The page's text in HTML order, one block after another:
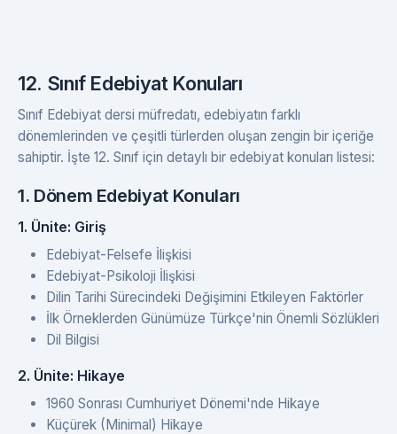
12. Sınıf Edebiyat Konuları
Sınıf Edebiyat dersi müfredatı, edebiyatın farklı
dönemlerinden ve çeşitli türlerden oluşan zengin bir içeriğe
sahiptir. İşte 12. Sınıf için detaylı bir edebiyat konuları listesi:
1. Dönem Edebiyat Konuları
1. Ünite: Giriş
Edebiyat-Felsefe İlişkisi
Edebiyat-Psikoloji İlişkisi
Dilin Tarihi Sürecindeki Değişimini Etkileyen Faktörler
İlk Örneklerden Günümüze Türkçe'nin Önemli Sözlükleri
Dil Bilgisi
2. Ünite: Hikaye
1960 Sonrası Cumhuriyet Dönemi'nde Hikaye
Küçürek (Minimal) Hikaye